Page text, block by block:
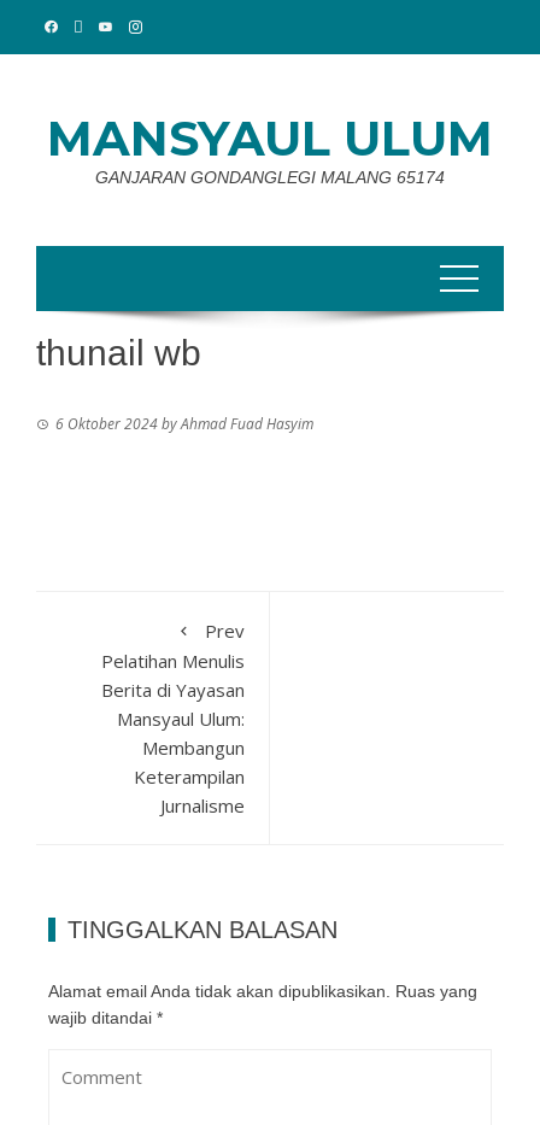
MANSYAUL ULUM
GANJARAN GONDANGLEGI MALANG 65174
thunail wb
6 Oktober 2024byAhmad Fuad Hasyim
Prev
Pelatihan Menulis
Berita di Yayasan
Mansyaul Ulum:
Membangun
Keterampilan
Jurnalisme
TINGGALKAN BALASAN
Alamat email Anda tidak akan dipublikasikan. Ruas yang
wajib ditandai *